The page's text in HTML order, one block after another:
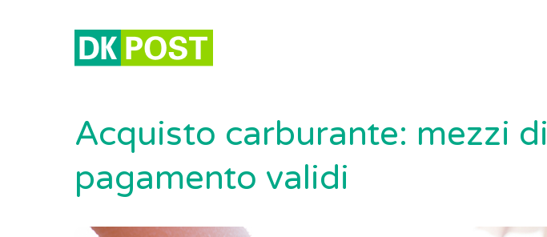
Acquisto carburante: mezzi di
pagamento validi